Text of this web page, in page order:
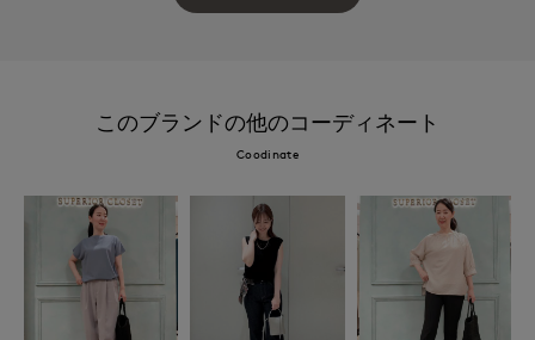
このブランドの他のコーディネート
Coodinate